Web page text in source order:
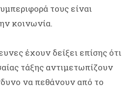
τους είναι
κοινωνία.
έχουν δείξει επίσης ότι
τάξης αντιμετωπίζουν
να πεθάνουν από το